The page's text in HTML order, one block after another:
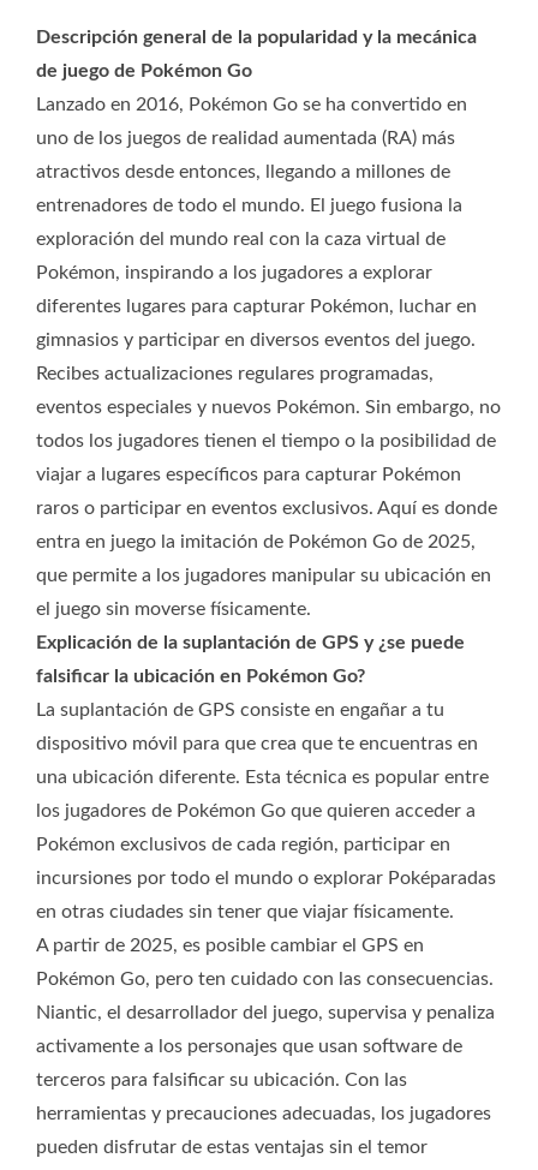
Descripción general de la popularidad y la mecánica
de juego de Pokémon Go
Lanzado en 2016, Pokémon Go se ha convertido en
uno de los juegos de realidad aumentada (RA) más
atractivos desde entonces, llegando a millones de
entrenadores de todo el mundo. El juego fusiona la
exploración del mundo real con la caza virtual de
Pokémon, inspirando a los jugadores a explorar
diferentes lugares para capturar Pokémon, luchar en
gimnasios y participar en diversos eventos del juego.
Recibes actualizaciones regulares programadas,
eventos especiales y nuevos Pokémon. Sin embargo, no
todos los jugadores tienen el tiempo o la posibilidad de
viajar a lugares específicos para capturar Pokémon
raros o participar en eventos exclusivos. Aquí es donde
entra en juego la imitación de Pokémon Go de 2025,
que permite a los jugadores manipular su ubicación en
el juego sin moverse físicamente.
Explicación de la suplantación de GPS y ¿se puede
falsificar la ubicación en Pokémon Go?
La suplantación de GPS consiste en engañar a tu
dispositivo móvil para que crea que te encuentras en
una ubicación diferente. Esta técnica es popular entre
los jugadores de Pokémon Go que quieren acceder a
Pokémon exclusivos de cada región, participar en
incursiones por todo el mundo o explorar Poképaradas
en otras ciudades sin tener que viajar físicamente.
A partir de 2025, es posible cambiar el GPS en
Pokémon Go, pero ten cuidado con las consecuencias.
Niantic, el desarrollador del juego, supervisa y penaliza
activamente a los personajes que usan software de
terceros para falsificar su ubicación. Con las
herramientas y precauciones adecuadas, los jugadores
pueden disfrutar de estas ventajas sin el temor